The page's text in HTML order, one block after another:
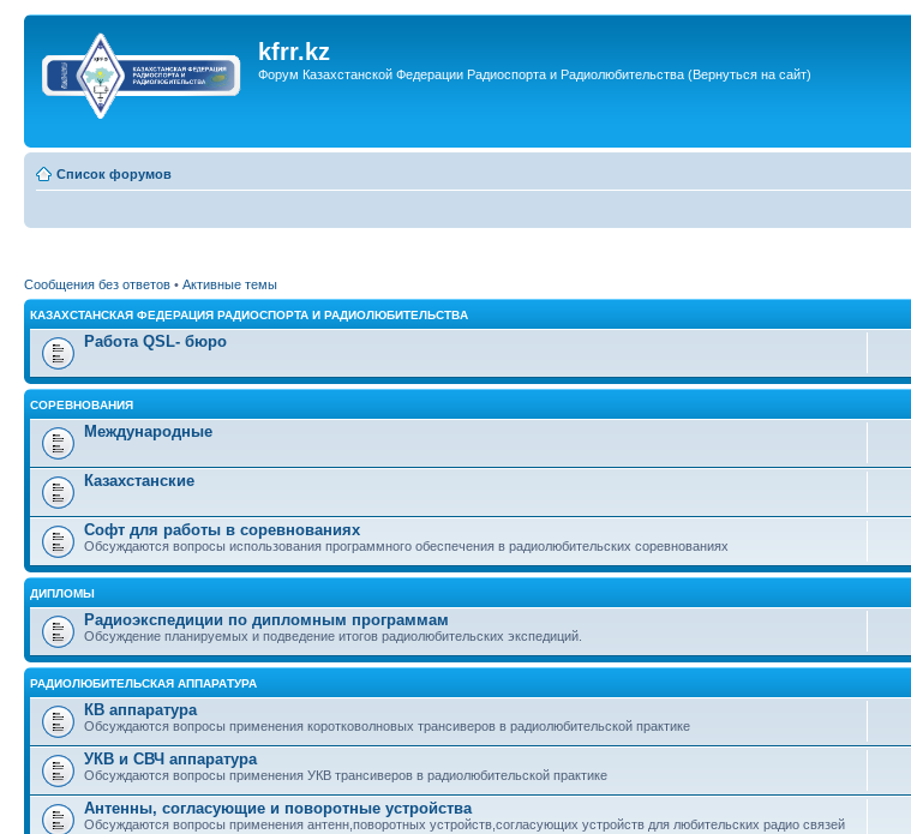
kfrr.kz
Форум Казахстанской Федерации Радиоспорта и Радиолюбительства (Вернуться на сайт)
Список форумов
Сообщения без ответов • Активные темы
КАЗАХСТАНСКАЯ ФЕДЕРАЦИЯ РАДИОСПОРТА И РАДИОЛЮБИТЕЛЬСТВА
Работа QSL- бюро
СОРЕВНОВАНИЯ
Международные
Казахстанские
Софт для работы в соревнованиях
Обсуждаются вопросы использования программного обеспечения в радиолюбительских соревнованиях
ДИПЛОМЫ
Радиоэкспедиции по дипломным программам
Обсуждение планируемых и подведение итогов радиолюбительских экспедиций.
РАДИОЛЮБИТЕЛЬСКАЯ АППАРАТУРА
КВ аппаратура
Обсуждаются вопросы применения коротковолновых трансиверов в радиолюбительской практике
УКВ и СВЧ аппаратура
Обсуждаются вопросы применения УКВ трансиверов в радиолюбительской практике
Антенны, согласующие и поворотные устройства
Обсуждаются вопросы применения антенн,поворотных устройств,согласующих устройств для любительских радио связей